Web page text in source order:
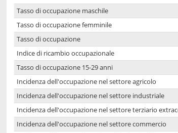
Tasso di occupazione maschile
Tasso di occupazione femminile
Tasso di occupazione
Indice di ricambio occupazionale
Tasso di occupazione 15-29 anni
Incidenza dell'occupazione nel settore agricolo
Incidenza dell'occupazione nel settore industriale
Incidenza dell'occupazione nel settore terziario
Incidenza dell'occupazione nel settore commercio